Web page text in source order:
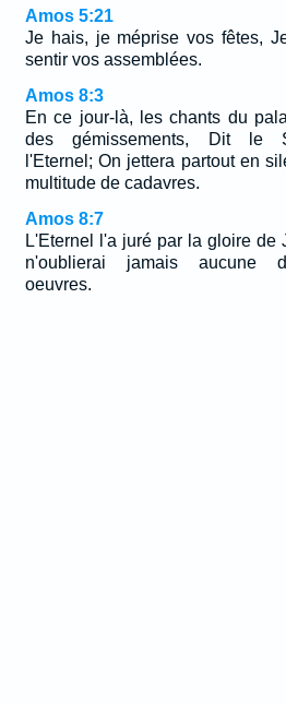
Amos 5:21
Je hais, je méprise vos fêtes,
sentir vos assemblées.
Amos 8:3
En ce jour-là, les chants du
des gémissements, Dit le
l'Eternel; On jettera partout en
multitude de cadavres.
Amos 8:7
L'Eternel l'a juré par la gloire de
n'oublierai jamais aucune
oeuvres.